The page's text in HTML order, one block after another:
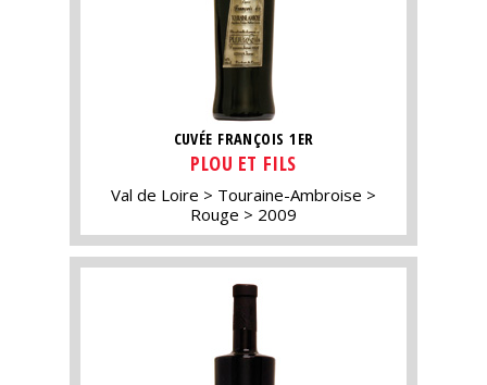
CUVÉE FRANÇOIS 1ER
PLOU ET FILS
Val de Loire
Touraine-Ambroise
Rouge
2009